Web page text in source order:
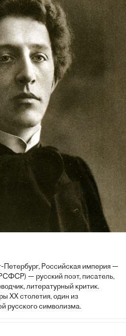
Петербург, Российская империя —
— русский поэт, писатель,
литературный критик.
XX столетия, один из
русского символизма.